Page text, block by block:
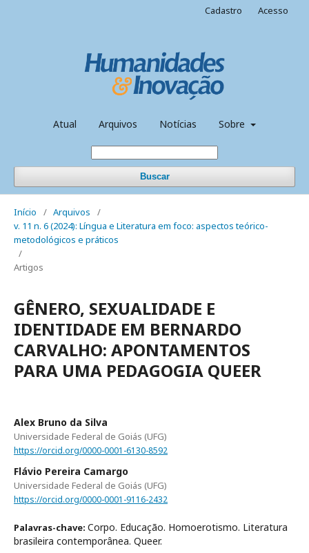
Atual Arquivos Notícias Sobre
Buscar
Cadastro Acesso
Início / Arquivos
/
v. 11 n. 6 (2024): Língua e Literatura em foco: aspectos teórico-
metodológicos e práticos
/
Artigos
GÊNERO, SEXUALIDADE E
IDENTIDADE EM BERNARDO
CARVALHO: APONTAMENTOS
PARA UMA PEDAGOGIA QUEER
Alex Bruno da Silva
Universidade Federal de Goiás (UFG)
https://orcid.org/0000-0001-6130-8592
Flávio Pereira Camargo
Universidade Federal de Goiás (UFG)
https://orcid.org/0000-0001-9116-2432
Palavras-chave: Corpo. Educação. Homoerotismo. Literatura
brasileira contemporânea. Queer.